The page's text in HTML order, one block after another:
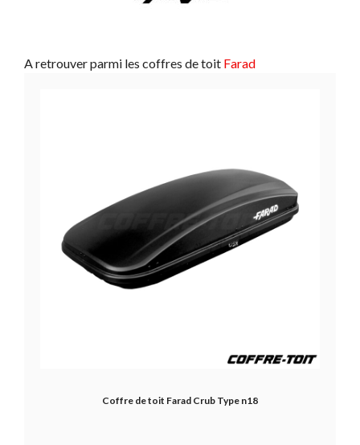
A retrouver parmi les coffres de toit Farad
Coffre de toit Farad Crub Type n18